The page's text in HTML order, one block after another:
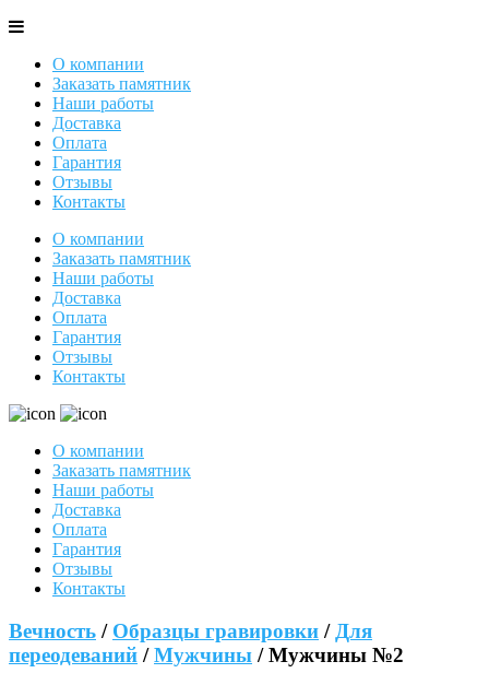
О компании
Заказать памятник
Наши работы
Доставка
Оплата
Гарантия
Отзывы
Контакты
О компании
Заказать памятник
Наши работы
Доставка
Оплата
Гарантия
Отзывы
Контакты
О компании
Заказать памятник
Наши работы
Доставка
Оплата
Гарантия
Отзывы
Контакты
Вечность / Образцы гравировки / Для
переодеваний /Мужчины / Мужчины №2